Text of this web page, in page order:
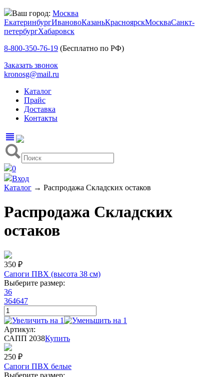
Ваш город: Москва
ЕкатеринбургИвановоКазаньКрасноярскМоскваСанкт-
петербургХабаровск
8-800-350-76-19 (Бесплатно по РФ)
Заказать звонок
kronosg@mail.ru
Каталог
Прайс
Доставка
Контакты
view_headline
0
Вход
Каталог → Распродажа Складских остаков
Распродажа Складских
остаков
350 ₽
Сапоги ПВХ (высота 38 см)
Выберите размер:
36
364647
Артикул:
САПП 2038Купить
250 ₽
Сапоги ПВХ белые
Выберите размер: